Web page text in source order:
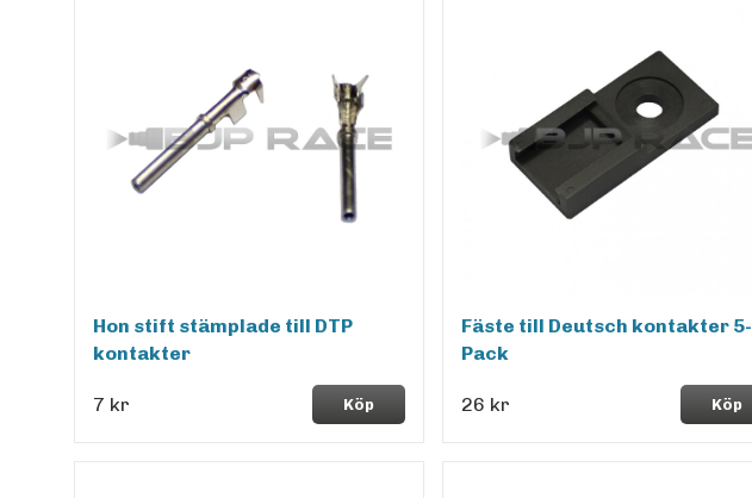
Hon stift stämplade till DTP
kontakter
7 kr Köp
Fäste till Deutsch kontakter 5-
Pack
26 kr Köp